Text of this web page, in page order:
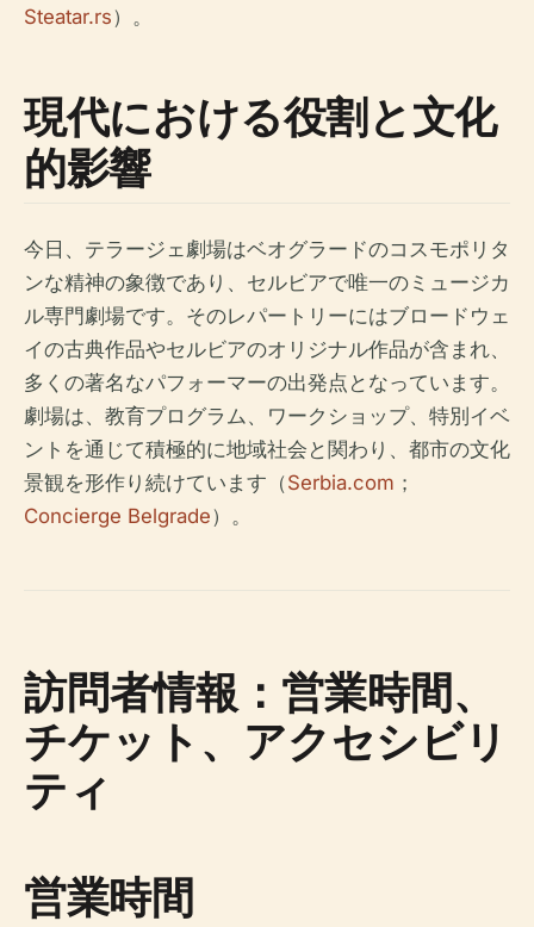
Steatar.rs）。
現代における役割と文化
的影響
今日、テラージェ劇場はベオグラードのコスモポリタ
ンな精神の象徴であり、セルビアで唯一のミュージカ
ル専門劇場です。そのレパートリーにはブロードウェ
イの古典作品やセルビアのオリジナル作品が含まれ、
多くの著名なパフォーマーの出発点となっています。
劇場は、教育プログラム、ワークショップ、特別イベ
ントを通じて積極的に地域社会と関わり、都市の文化
景観を形作り続けています（Serbia.com ；
Concierge Belgrade）。
訪問者情報：営業時間、
チケット、アクセシビリ
ティ
営業時間